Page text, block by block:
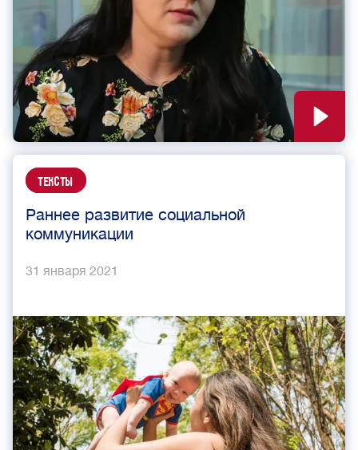
Тексты
Раннее развитие социальной
коммуникации
31 января 2021